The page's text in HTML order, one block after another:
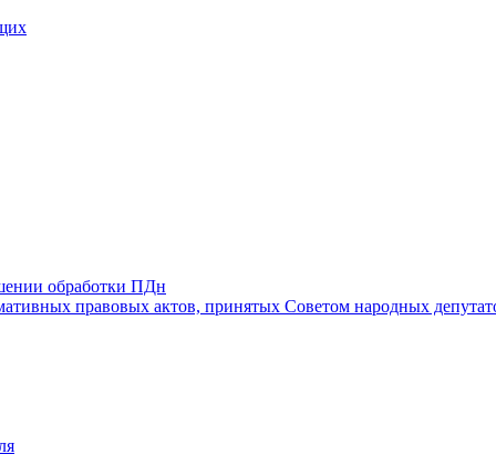
обработки ПДн
правовых актов, принятых Советом народных